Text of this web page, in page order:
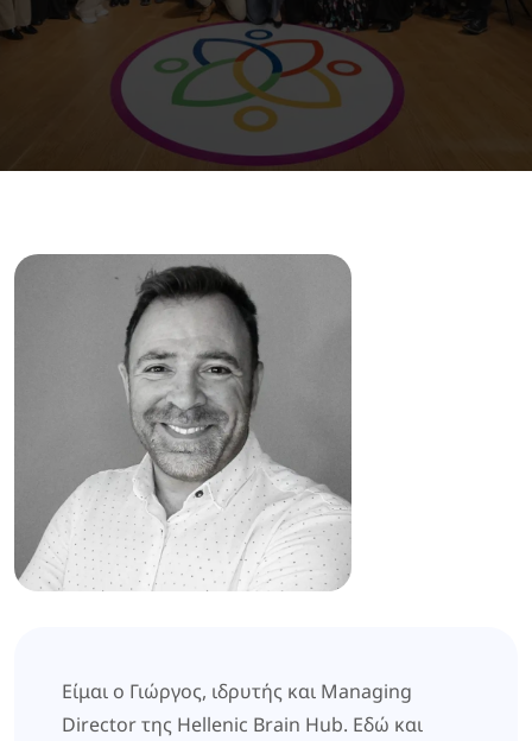
Είμαι ο Γιώργος, ιδρυτής και Managing
Director της Hellenic Brain Hub. Εδώ και